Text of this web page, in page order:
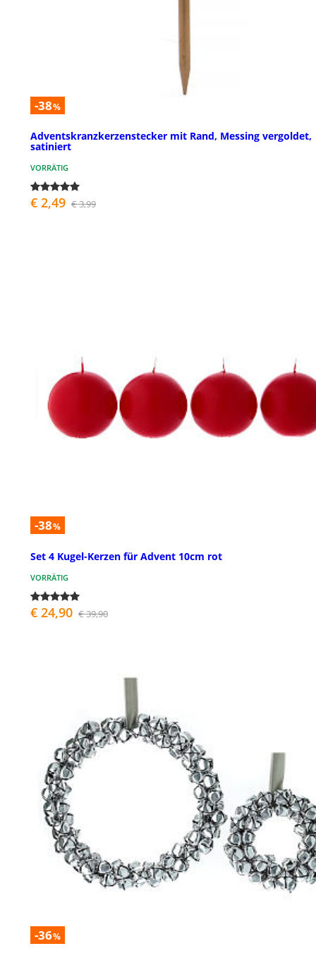
-38%
Adventskranzkerzenstecker mit Rand, Messing vergoldet,
satiniert
VORRÄTIG
€ 2,49 € 3,99
-38%
Set 4 Kugel-Kerzen für Advent 10cm rot
VORRÄTIG
€ 24,90 € 39,90
-36%